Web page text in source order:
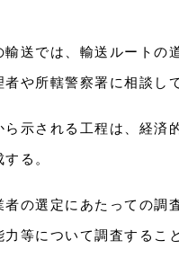
輸送では、輸送ルートの
者や所轄警察署に相談し
ら示される工程は、経済
る。
者の選定にあたっての調
力等について調査するこ